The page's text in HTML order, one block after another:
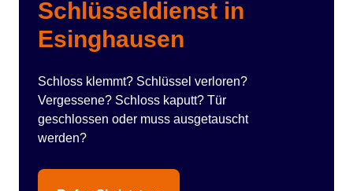
Schlüsseldienst in
Esinghausen
Schloss klemmt? Schlüssel verloren?
Vergessene? Schloss kaputt? Tür
geschlossen oder muss ausgetauscht
werden?